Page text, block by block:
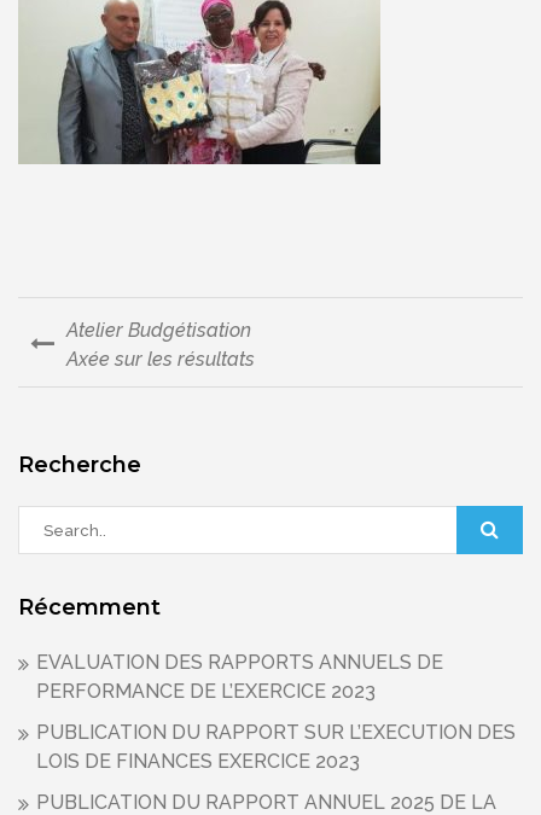
Navigation
de
l’article
Atelier Budgétisation
Axée sur les résultats
Recherche
Récemment
EVALUATION DES RAPPORTS ANNUELS DE
PERFORMANCE DE L’EXERCICE 2023
PUBLICATION DU RAPPORT SUR L’EXECUTION DES
LOIS DE FINANCES EXERCICE 2023
PUBLICATION DU RAPPORT ANNUEL 2025 DE LA